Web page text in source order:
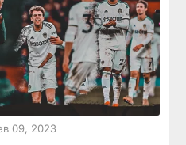
09, 2023